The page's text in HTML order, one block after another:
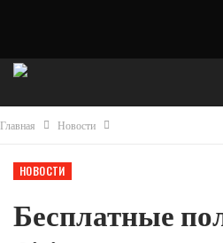
Главная Новости
НОВОСТИ
Бесплатные